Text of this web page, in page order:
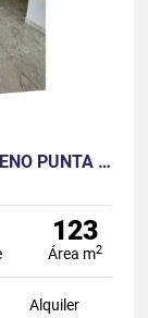
C.01 DEPARTAMENTO DE ESTRENO PUNTA ESMERALDA EN ALQUILER
123
Área m2
Alquiler